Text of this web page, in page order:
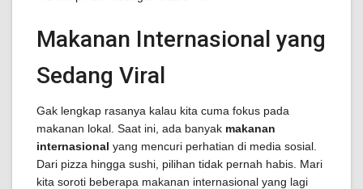
Makanan Internasional yang
Sedang Viral
Gak lengkap rasanya kalau kita cuma fokus pada
makanan lokal. Saat ini, ada banyak makanan
internasional yang mencuri perhatian di media sosial.
Dari pizza hingga sushi, pilihan tidak pernah habis. Mari
kita soroti beberapa makanan internasional yang lagi